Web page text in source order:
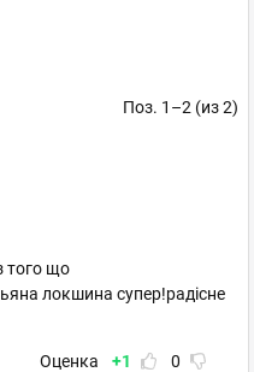
Поз. 1–2 (из 2)
того що
локшина супер!радісне
Оценка +1
0